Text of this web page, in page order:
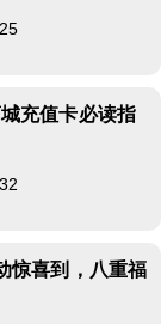
充值卡必读指
惊喜到，八重福